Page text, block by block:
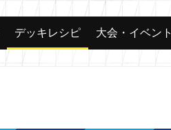
カード 大会
デッキレシピ 大会・イベント